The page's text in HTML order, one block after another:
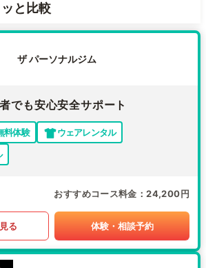
と比較
ザ パーソナルジム
でも安心安全サポート
料体験
ウェアレンタル
おすすめコース料金 24,200円
る 体験・相談予約